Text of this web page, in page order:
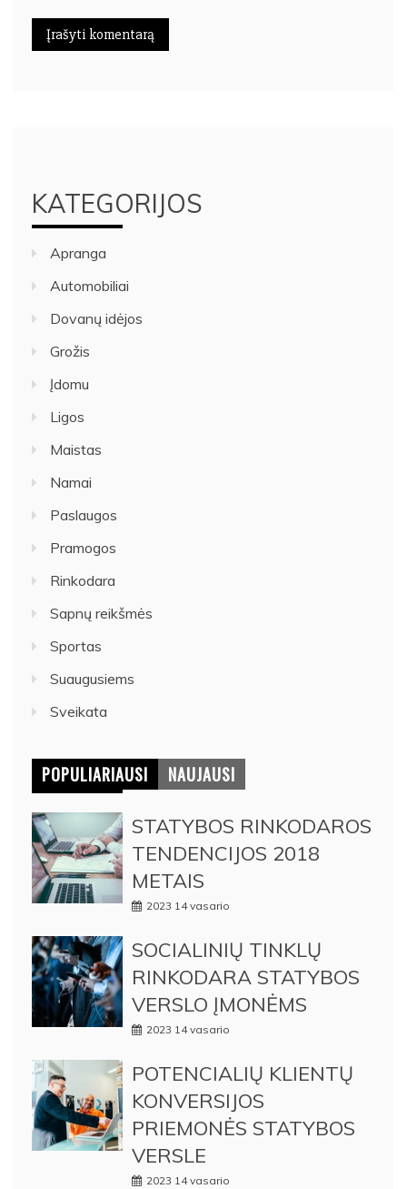
KATEGORIJOS
Apranga
Automobiliai
Dovanų idėjos
Grožis
Įdomu
Ligos
Maistas
Namai
Paslaugos
Pramogos
Rinkodara
Sapnų reikšmės
Sportas
Suaugusiems
Sveikata
POPULIARIAUSI NAUJAUSI
STATYBOS RINKODAROS
TENDENCIJOS 2018
METAIS
2023 14 vasario
SOCIALINIŲ TINKLŲ
RINKODARA STATYBOS
VERSLO ĮMONĖMS
2023 14 vasario
POTENCIALIŲ KLIENTŲ
KONVERSIJOS
PRIEMONĖS STATYBOS
VERSLE
2023 14 vasario